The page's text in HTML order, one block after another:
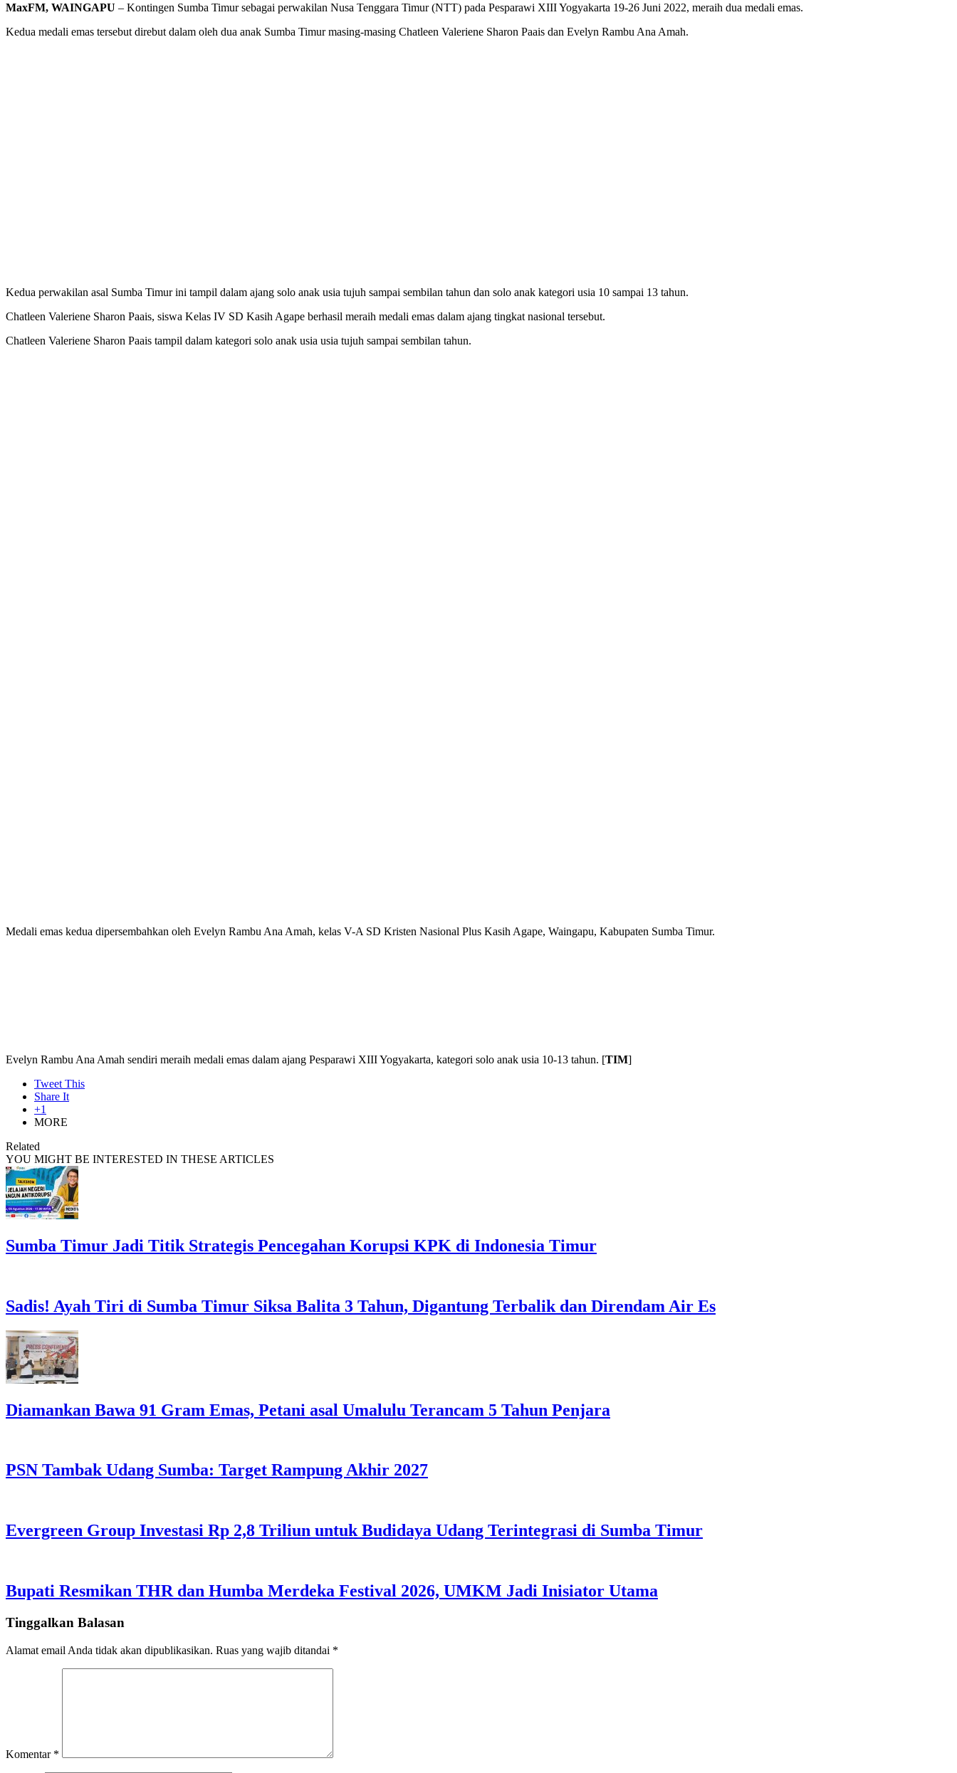
MaxFM, WAINGAPU – Kontingen Sumba Timur sebagai perwakilan Nusa Tenggara Timur (NTT) pada Pesparawi XIII Yogyakarta 19-26 Juni 2022, meraih dua medali emas.
Kedua medali emas tersebut direbut dalam oleh dua anak Sumba Timur masing-masing Chatleen Valeriene Sharon Paais dan Evelyn Rambu Ana Amah.
Kedua perwakilan asal Sumba Timur ini tampil dalam ajang solo anak usia tujuh sampai sembilan tahun dan solo anak kategori usia 10 sampai 13 tahun.
Chatleen Valeriene Sharon Paais, siswa Kelas IV SD Kasih Agape berhasil meraih medali emas dalam ajang tingkat nasional tersebut.
Chatleen Valeriene Sharon Paais tampil dalam kategori solo anak usia usia tujuh sampai sembilan tahun.
Medali emas kedua dipersembahkan oleh Evelyn Rambu Ana Amah, kelas V-A SD Kristen Nasional Plus Kasih Agape, Waingapu, Kabupaten Sumba Timur.
Evelyn Rambu Ana Amah sendiri meraih medali emas dalam ajang Pesparawi XIII Yogyakarta, kategori solo anak usia 10-13 tahun. [TIM]
Tweet This
Share It
+1
MORE
Related
YOU MIGHT BE INTERESTED IN THESE ARTICLES
Sumba Timur Jadi Titik Strategis Pencegahan Korupsi KPK di Indonesia Timur
Sadis! Ayah Tiri di Sumba Timur Siksa Balita 3 Tahun, Digantung Terbalik dan Direndam Air Es
Diamankan Bawa 91 Gram Emas, Petani asal Umalulu Terancam 5 Tahun Penjara
PSN Tambak Udang Sumba: Target Rampung Akhir 2027
Evergreen Group Investasi Rp 2,8 Triliun untuk Budidaya Udang Terintegrasi di Sumba Timur
Bupati Resmikan THR dan Humba Merdeka Festival 2026, UMKM Jadi Inisiator Utama
Tinggalkan Balasan
Alamat email Anda tidak akan dipublikasikan. Ruas yang wajib ditandai *
Komentar *